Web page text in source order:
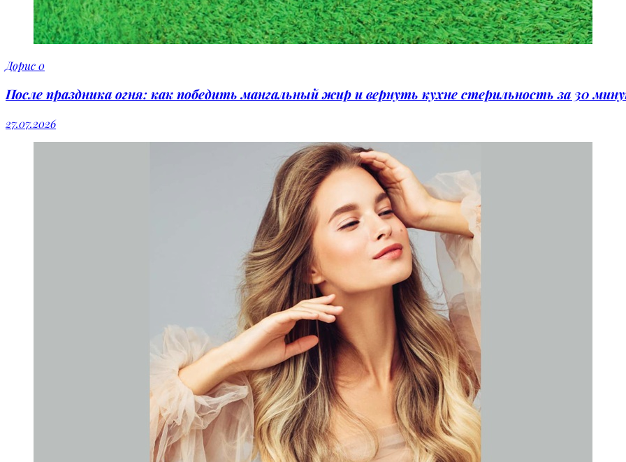
Дорис0
После праздника огня: как победить мангальный жир и вернуть кухне стерильность за 30
27.07.2026